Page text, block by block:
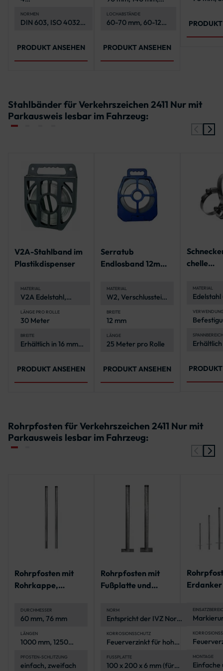
4 Sechskantmuttern,
4 Unterlegscheiben
NORMEN
DIN 603, ISO 4032,
PRODUKT ANSEHEN
LOCHABSTÄNDE
60-70 mm, 60-120
PRODUKT ANSEHEN
Stahlbänder für Verkehrszeichen 2411 Nur mit
Parkausweis lesbar im Fahrzeug:
V2A-Stahlband im
Plastikdispenser
MATERIAL
V2A Edelstahl,
und langlebig
LÄNGE PRO ROLLE
30 Meter
BREITE
Erhältlich in 16 mm
PRODUKT ANSEHEN
Serratub
Endlosband 12mm,
Rolle
MATERIAL
W2, Verschlussteile
BREITE
12 mm
LÄNGE
25 Meter pro Rolle
PRODUKT ANSEHEN
chelle
160 mm
MATERIAL
Edelstahl
anderen
an
Erhältlich
von 40-
Rohrpfosten für Verkehrszeichen 2411 Nur mit
Parkausweis lesbar im Fahrzeug:
Rohrpfosten mit
Rohrkappe,
Bodenhülse
DURCHMESSER
60 mm, 76 mm
LÄNGEN
1000 mm, 1250
1750 mm, 2000
mm, 2250 mm,
PFOSTEN-SCHLITZUNG
einfach, zweifach
Rohrpfosten mit
Fußplatte und
Norm
NORM
Entspricht der IVZ Norm
Verkehrsbereiche
KORROSIONSSCHUTZ
Feuerverzinkt für hohe
FUSSPLATTE
100 x 200 x 6 mm (für
Erdanker
Norm
von
(Stahl-
MONTAGE
Einfache